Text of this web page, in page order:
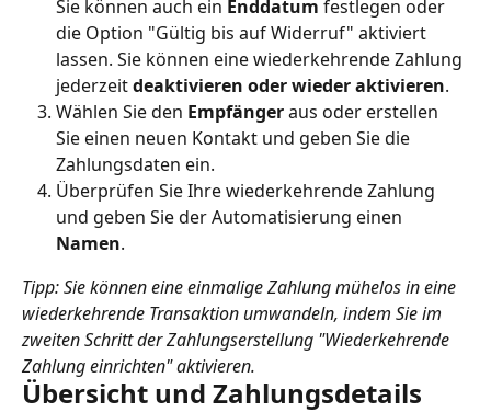
Sie können auch ein Enddatum festlegen oder
die Option "Gültig bis auf Widerruf" aktiviert
lassen. Sie können eine wiederkehrende Zahlung
jederzeit deaktivieren oder wieder aktivieren.
Wählen Sie den Empfänger aus oder erstellen
Sie einen neuen Kontakt und geben Sie die
Zahlungsdaten ein.
Überprüfen Sie Ihre wiederkehrende Zahlung
und geben Sie der Automatisierung einen
Namen.
Tipp: Sie können eine einmalige Zahlung mühelos in eine
wiederkehrende Transaktion umwandeln, indem Sie im
zweiten Schritt der Zahlungserstellung "Wiederkehrende
Zahlung einrichten" aktivieren.
Übersicht und Zahlungsdetails